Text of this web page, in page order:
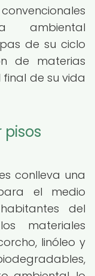
ambiental
de su ciclo
de materias
de su vida
conlleva una
el medio
del
materiales
linóleo y